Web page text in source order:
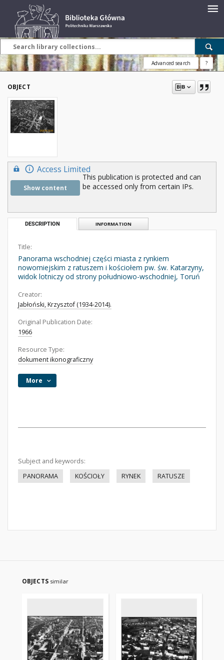
Advanced search ?
OBJECT
Access Limited
Show content
This publication is protected and can
be accessed only from certain IPs.
DESCRIPTION INFORMATION
Title:
Panorama wschodniej części miasta z rynkiem
nowomiejskim z ratuszem i kościołem pw. św. Katarzyny,
widok lotniczy od strony południowo-wschodniej, Toruń
Creator:
Jabłoński, Krzysztof (1934-2014).
Original Publication Date:
1966
Resource Type:
dokument ikonograficzny
More
Subject and keywords:
PANORAMA
KOŚCIOŁY RYNEK RATUSZE
OBJECTS similar